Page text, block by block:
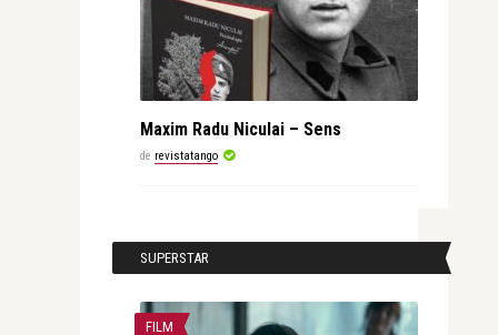
Maxim Radu Niculai – Sens
de revistatango
SUPERSTAR
FILM